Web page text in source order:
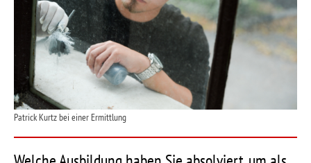
Patrick Kurtz bei einer Ermittlung